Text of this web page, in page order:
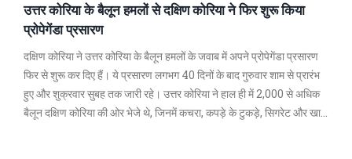
उत्तर कोरिया के बैलून हमलों से दक्षिण कोरिया ने फिर शुरू किया
प्रोपेगेंडा प्रसारण
दक्षिण कोरिया ने उत्तर कोरिया के बैलून हमलों के जवाब में अपने प्रोपेगेंडा प्रसारण
फिर से शुरू कर दिए हैं। ये प्रसारण लगभग 40 दिनों के बाद गुरुवार शाम से प्रारंभ
हुए और शुक्रवार सुबह तक जारी रहे। उत्तर कोरिया ने हाल ही में 2,000 से अधिक
बैलून दक्षिण कोरिया की ओर भेजे थे, जिनमें कचरा, कपड़े के टुकड़े, सिगरेट और खाद